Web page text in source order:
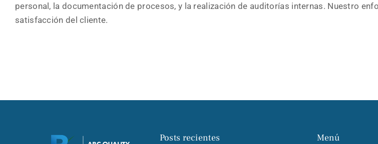
Formulario para Auditorias
personal, la documentación de procesos, y la realización de auditorías internas. Nuestro
satisfacción del cliente.
Posts recientes Menú